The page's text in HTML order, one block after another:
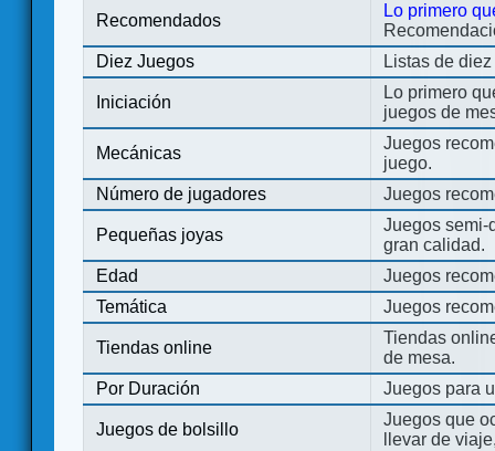
Recomendados
Lo primero
Diez Juegos
Listas de
Iniciación
Lo primero
juegos de
Mecánicas
Juegos
juego.
Número de jugadores
Juegos
Pequeñas joyas
Juegos semi-
gran calidad.
Edad
Juegos
Temática
Juegos
Tiendas online
Tiendas
de mesa.
Por Duración
Juegos para
Juegos de bolsillo
Juegos que
llevar de